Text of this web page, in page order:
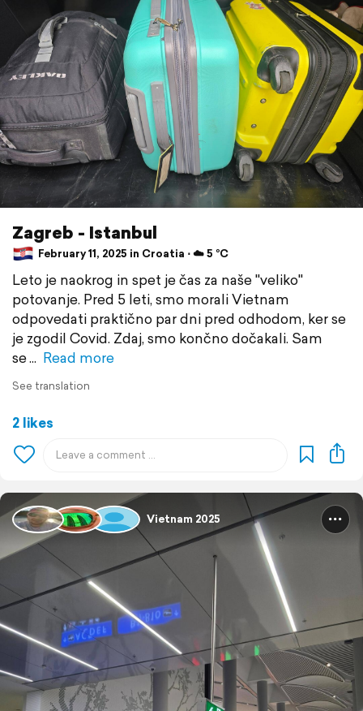
Zagreb - Istanbul
February 11, 2025 in Croatia ⋅ ☁️ 5 °C
Leto je naokrog in spet je čas za naše "veliko"
potovanje. Pred 5 leti, smo morali Vietnam
odpovedati praktično par dni pred odhodom, ker se
je zgodil Covid. Zdaj, smo končno dočakali. Sam
se
Read more
See translation
2 likes
Vietnam 2025